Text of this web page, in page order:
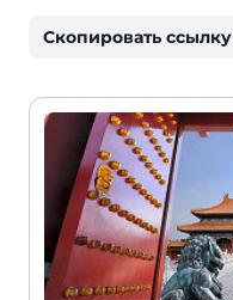
Скопировать ссылку